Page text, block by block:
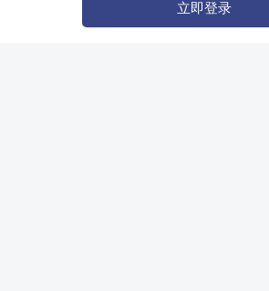
立即登录